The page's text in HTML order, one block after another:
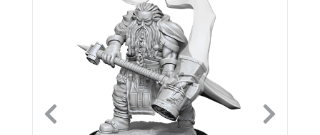
Previous Next